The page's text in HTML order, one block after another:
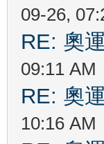
09-26,
RE: 奧
09:11 AM
RE: 奧
10:16 AM